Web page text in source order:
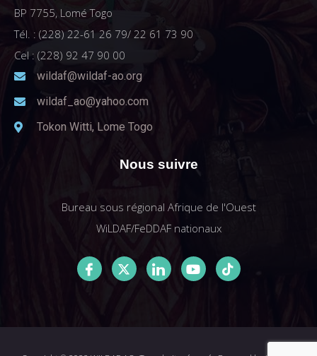
BP 7755, Lomé Togo
Tél. : (228) 22-61 26 79/ 22 61 73 90
Cel : (228) 92 47 90 00
wildaf@wildaf-ao.org
wildaf_ao@yahoo.com
Tokon Witti, Lome Togo
Nous suivre
Bureau sous régional Afrique de l'Ouest
WiLDAF/FeDDAF nationaux